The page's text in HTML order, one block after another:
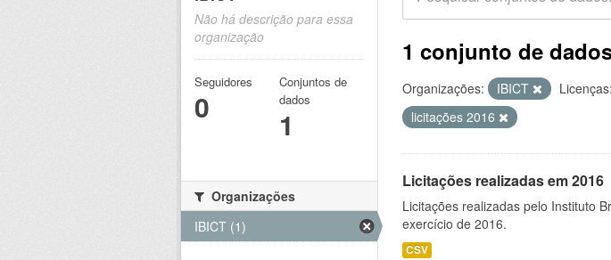
1 conjunto de
Organizações: IBICT Licenças:
licitações 2016
Licitações realizadas em 2016
Licitações realizadas pelo Instituto
exercício de 2016.
CSV
Não há descrição para essa
organização
Seguidores
0
Conjuntos de
dados
1
Organizações
IBICT (1)